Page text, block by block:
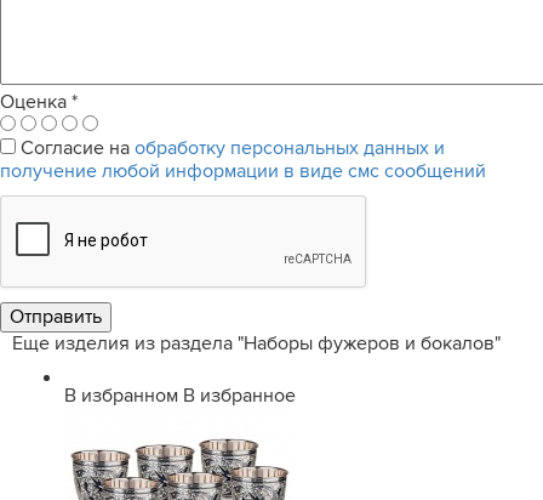
Оценка *
Согласие на обработку персональных данных и
получение любой информации в виде смс сообщений
Еще изделия из раздела "Наборы фужеров и бокалов"
В избранном В избранное